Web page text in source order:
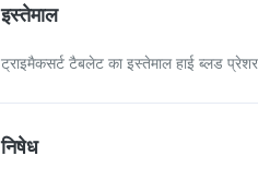
इस्तेमाल
ट्राइमैकसर्ट टैबलेट का इस्तेमाल हाई ब्लड
निषेध